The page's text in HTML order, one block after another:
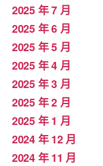
2025 年 7 月
2025 年 6 月
2025 年 5 月
2025 年 4 月
2025 年 3 月
2025 年 2 月
2025 年 1 月
2024 年 12 月
2024 年 11 月